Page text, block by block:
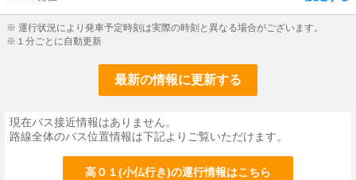
※ 運行状況により発車予定時刻は実際の時刻と異なる場合がございます。
※１分ごとに自動更新
最新の情報に更新する
現在バス接近情報はありません。
路線全体のバス位置情報は下記よりご覧いただけます。
高０１(小仏行き)の運行情報はこちら